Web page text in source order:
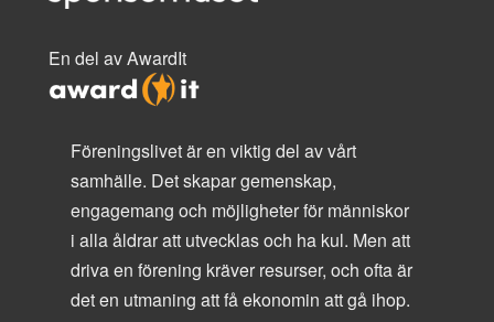
En del av AwardIt
Föreningslivet är en viktig del av vårt
samhälle. Det skapar gemenskap,
engagemang och möjligheter för människor
i alla åldrar att utvecklas och ha kul. Men att
driva en förening kräver resurser, och ofta är
det en utmaning att få ekonomin att gå ihop.